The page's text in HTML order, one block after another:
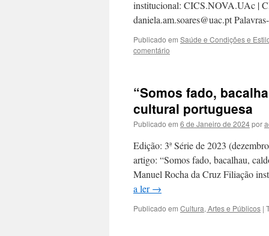
institucional: CICS.NOVA.UAc |
daniela.am.soares@uac.pt
Publicado em Saúde e Condições e
comentário
“Somos fado,
cultural portuguesa
Publicado em 6 de Janeiro de 2024por
Edição: 3ª Série de 2023
artigo: “Somos fado, bacalhau,
Manuel Rocha da Cruz Filiação
a ler→
Publicado em Cultura, Artes e Públicos |